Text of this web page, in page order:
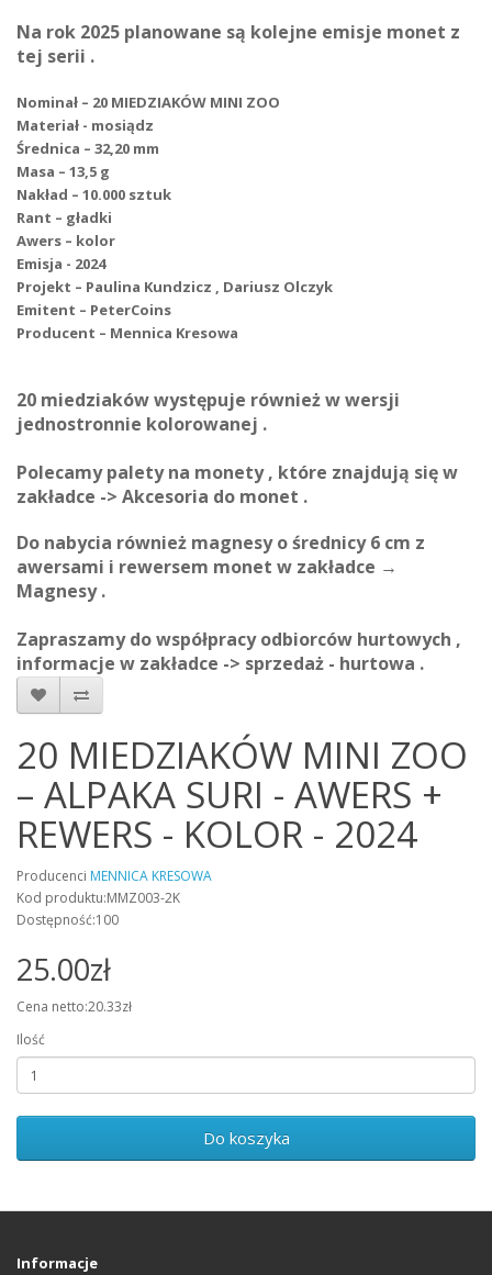
Na rok 2025 planowane są kolejne emisje monet z
tej serii .
Nominał – 20 MIEDZIAKÓW MINI ZOO
Materiał - mosiądz
Średnica – 32,20 mm
Masa – 13,5 g
Nakład – 10.000 sztuk
Rant – gładki
Awers – kolor
Emisja - 2024
Projekt – Paulina Kundzicz , Dariusz Olczyk
Emitent – PeterCoins
Producent – Mennica Kresowa
20 miedziaków występuje również w wersji
jednostronnie kolorowanej .
Polecamy palety na monety , które znajdują się w
zakładce -> Akcesoria do monet .
Do nabycia również magnesy o średnicy 6 cm z
awersami i rewersem monet w zakładce →
Magnesy .
Zapraszamy do współpracy odbiorców hurtowych ,
informacje w zakładce -> sprzedaż - hurtowa .
20 MIEDZIAKÓW MINI ZOO
– ALPAKA SURI - AWERS +
REWERS - KOLOR - 2024
Producenci MENNICA KRESOWA
Kod produktu:MMZ003-2K
Dostępność:100
25.00zł
Cena netto:20.33zł
Ilość
Do koszyka
Informacje